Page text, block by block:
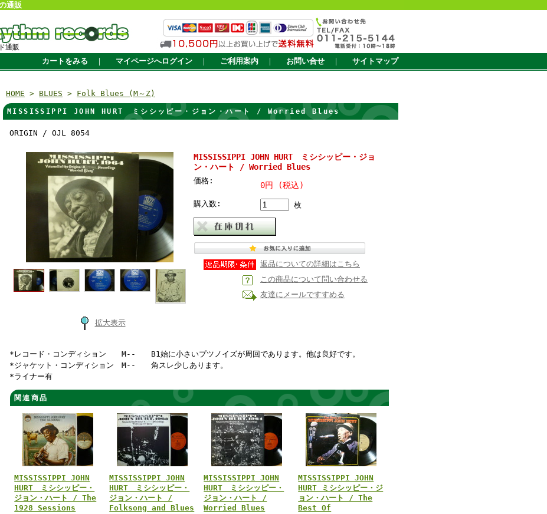
通販
通販
カートをみる ｜ マイページへログイン ｜ ご利用案内 ｜ お問い合せ ｜ サイトマップ
HOME > BLUES > Folk Blues (M～Z)
MISSISSIPPI JOHN HURT ミシシッピー・ジョン・ハート / Worried Blues
ORIGIN / OJL 8054
拡大表示
MISSISSIPPI JOHN HURT ミシシッピー・ジョ
ン・ハート / Worried Blues
価格: 0円 (税込)
購入数: 枚
返品についての詳細はこちら
この商品について問い合わせる
友達にメールですすめる
*レコード・コンディション M-- B1始に小さいプツノイズが周回であります。他は良好です。
*ジャケット・コンディション M-- 角スレ少しあります。
*ライナー有
関連商品
MISSISSIPPI JOHN
HURT ミシシッピー・
ジョン・ハート / The
1928 Sessions
MISSISSIPPI JOHN
HURT ミシシッピー・
ジョン・ハート /
Folksong and Blues
MISSISSIPPI JOHN
HURT ミシシッピー・
ジョン・ハート /
Worried Blues
MISSISSIPPI JOHN
HURT ミシシッピー・ジ
ョン・ハート / The
Best Of